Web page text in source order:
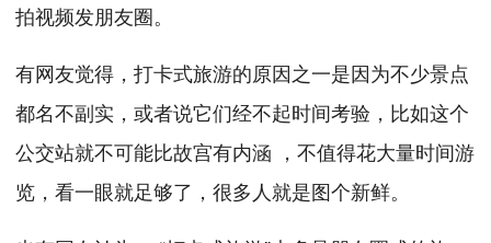
拍视频发朋友圈。
有网友觉得，打卡式旅游的原因之一是因为不少景点
都名不副实，或者说它们经不起时间考验，比如这个
公交站就不可能比故宫有内涵 ，不值得花大量时间游
览，看一眼就足够了，很多人就是图个新鲜。